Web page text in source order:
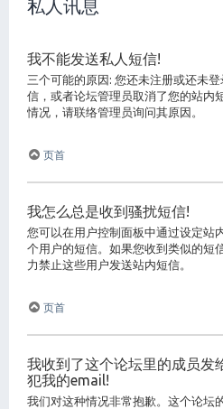
私人讯息
我不能发送私人短信!
三个可能的原因: 您还未注册或还未
信，或者论坛管理员取消了您的站内
情况，请联络管理员询问其原因。
页首
我怎么总是收到骚扰短信!
您可以在用户控制面板中通过设定站
个用户的短信。如果您收到类似的短
力禁止这些用户发送站内短信。
页首
我收到了这个论坛里的成员发
犯我的email!
我们对这种情况非常抱歉。这个论坛